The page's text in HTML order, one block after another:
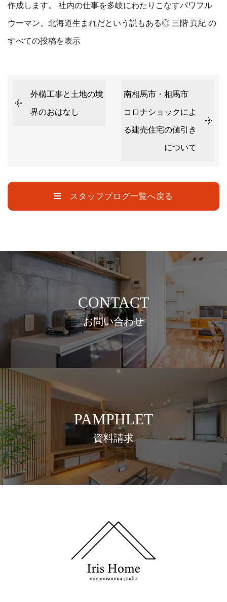
作成します。 社内の仕事を多岐にわたりこなすパワフル
ウーマン。北海道生まれだという説もある◎ 三階 真紀 の
すべての投稿を表示
外構工事と土地の境
界のおはなし
南相馬市・相馬市
コロナショックによ
る建売住宅の値引き
について
スタッフブログ一覧へ戻る
CONTACT
お問い合わせ
PAMPHLET
資料請求